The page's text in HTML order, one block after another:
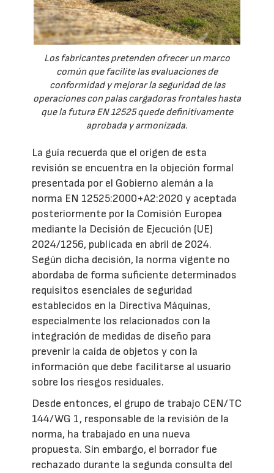
Los fabricantes pretenden ofrecer un marco
común que facilite las evaluaciones de
conformidad y mejorar la seguridad de las
operaciones con palas cargadoras frontales hasta
que la futura EN 12525 quede definitivamente
aprobada y armonizada.
La guía recuerda que el origen de esta
revisión se encuentra en la objeción formal
presentada por el Gobierno alemán a la
norma EN 12525:2000+A2:2020 y aceptada
posteriormente por la Comisión Europea
mediante la Decisión de Ejecución (UE)
2024/1256, publicada en abril de 2024.
Según dicha decisión, la norma vigente no
abordaba de forma suficiente determinados
requisitos esenciales de seguridad
establecidos en la Directiva Máquinas,
especialmente los relacionados con la
integración de medidas de diseño para
prevenir la caída de objetos y con la
información que debe facilitarse al usuario
sobre los riesgos residuales.
Desde entonces, el grupo de trabajo CEN/TC
144/WG 1, responsable de la revisión de la
norma, ha trabajado en una nueva
propuesta. Sin embargo, el borrador fue
rechazado durante la segunda consulta del